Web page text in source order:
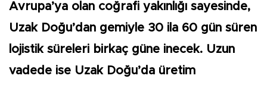
Avrupa’ya olan coğrafi yakınlığı sayesinde,
Uzak Doğu’dan gemiyle 30 ila 60 gün süren
lojistik süreleri birkaç güne inecek. Uzun
vadede ise Uzak Doğu’da üretim